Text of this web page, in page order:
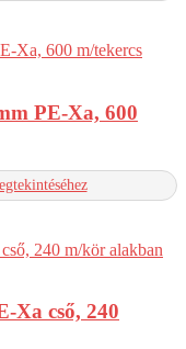
PE-Xa, 600
Xa cső, 240